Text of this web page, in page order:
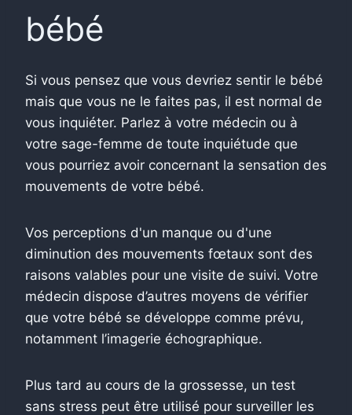
bébé
Si vous pensez que vous devriez sentir le bébé
mais que vous ne le faites pas, il est normal de
vous inquiéter. Parlez à votre médecin ou à
votre sage-femme de toute inquiétude que
vous pourriez avoir concernant la sensation des
mouvements de votre bébé.
Vos perceptions d'un manque ou d'une
diminution des mouvements fœtaux sont des
raisons valables pour une visite de suivi. Votre
médecin dispose d’autres moyens de vérifier
que votre bébé se développe comme prévu,
notamment l’imagerie échographique.
Plus tard au cours de la grossesse, un test
sans stress peut être utilisé pour surveiller les